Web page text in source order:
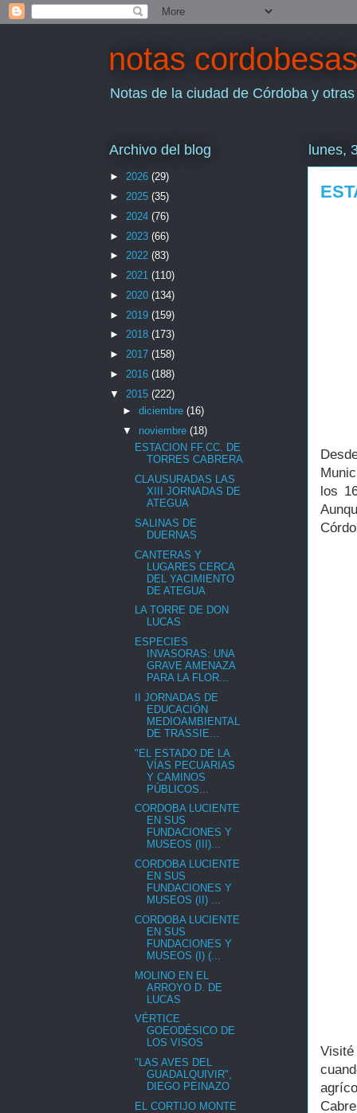
notas cordobesas
Notas de la ciudad de Córdoba y
lunes,
los
Archivo del blog
► 2026 (29)
► 2025 (35)
► 2024 (76)
► 2023 (66)
► 2022 (83)
► 2021 (110)
► 2020 (134)
► 2019 (159)
► 2018 (173)
► 2017 (158)
► 2016 (188)
▼ 2015 (222)
► diciembre (16)
▼ noviembre (18)
ESTACION FF.CC. DE
TORRES CABRERA
CLAUSURADAS LAS
XIII JORNADAS DE
ATEGUA
SALINAS DE
DUERNAS
CANTERAS Y
LUGARES CERCA
DEL YACIMIENTO
DE ATEGUA
LA TORRE DE DON
LUCAS
ESPECIES
INVASORAS: UNA
GRAVE AMENAZA
PARA LA FLOR...
II JORNADAS DE
EDUCACIÓN
MEDIOAMBIENTAL
DE TRASSIE...
"EL ESTADO DE LA
VÍAS PECUARIAS
Y CAMINOS
PÚBLICOS...
CORDOBA LUCIENTE
EN SUS
FUNDACIONES Y
MUSEOS (III)...
CORDOBA LUCIENTE
EN SUS
FUNDACIONES Y
MUSEOS (II) ...
CORDOBA LUCIENTE
EN SUS
FUNDACIONES Y
MUSEOS (I) (...
MOLINO EN EL
ARROYO D. DE
LUCAS
VÉRTICE
GOEODÉSICO DE
LOS VISOS
"LAS AVES DEL
GUADALQUIVIR",
DIEGO PEINAZO
EL CORTIJO MONTE